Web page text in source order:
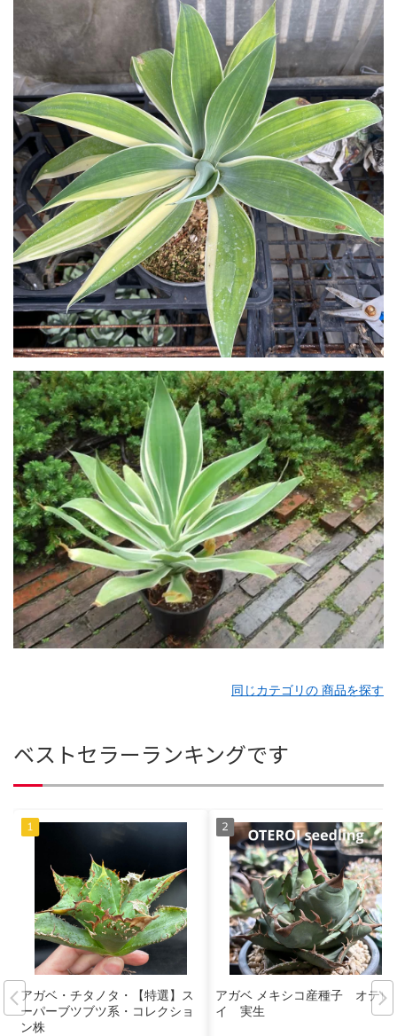
同じカテゴリの 商品を探す
ベストセラーランキングです
アガベ・チタノタ・【特選】ス
ーパーブツブツ系・コレクショ
ン株
アガベ メキシコ産種子 オテロ
イ 実生